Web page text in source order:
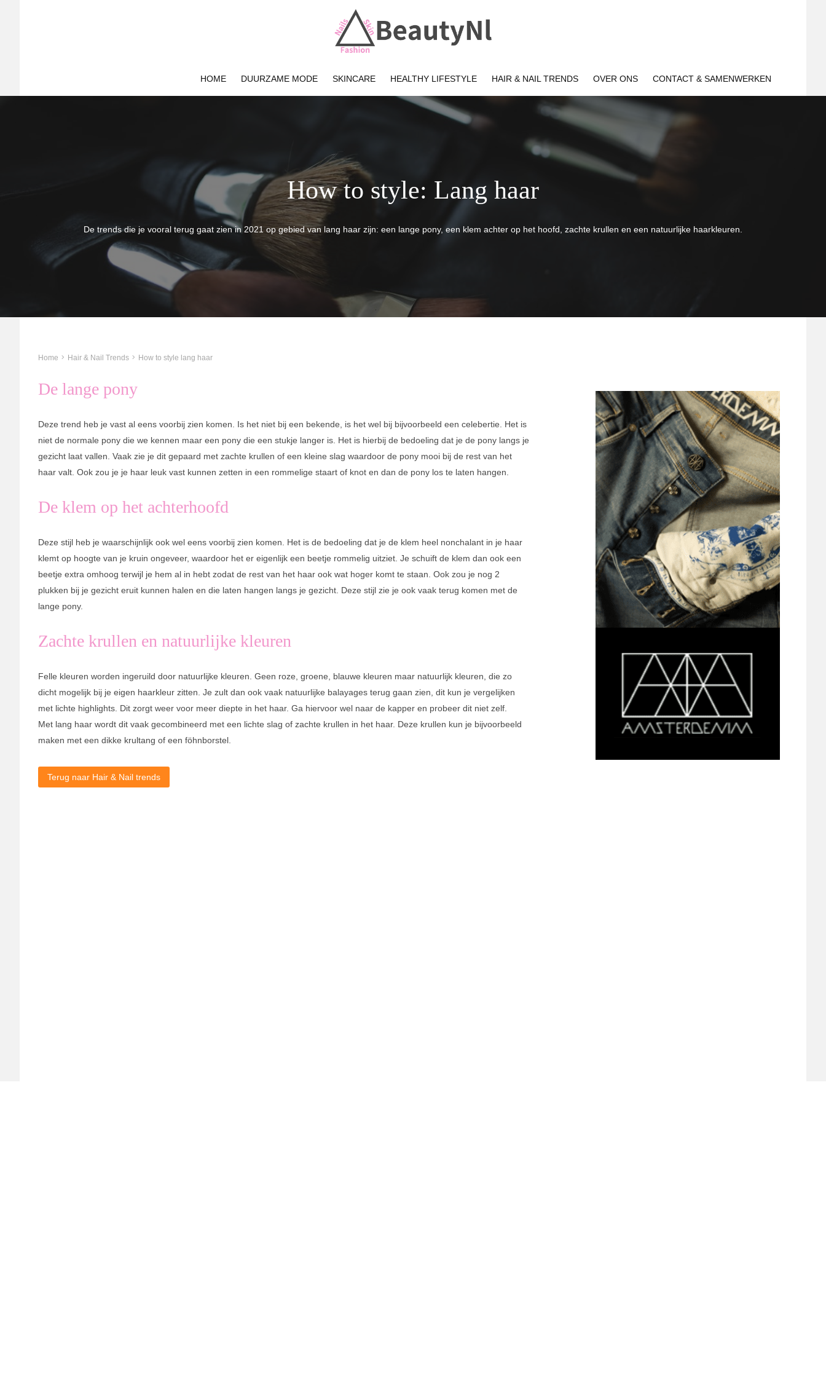
HOME DUURZAME MODE SKINCARE HEALTHY LIFESTYLE HAIR & NAIL TRENDS OVER ONS CONTACT & SAMENWERKEN
How to style: Lang haar
De trends die je vooral terug gaat zien in 2021 op gebied van lang haar zijn: een lange pony, een klem achter op het hoofd, zachte krullen en een natuurlijke haarkleuren.
Home Hair & Nail Trends How to style lang haar
De lange pony
Deze trend heb je vast al eens voorbij zien komen. Is het niet bij een bekende, is het wel bij bijvoorbeeld een celebertie. Het is
niet de normale pony die we kennen maar een pony die een stukje langer is. Het is hierbij de bedoeling dat je de pony langs je
gezicht laat vallen. Vaak zie je dit gepaard met zachte krullen of een kleine slag waardoor de pony mooi bij de rest van het
haar valt. Ook zou je je haar leuk vast kunnen zetten in een rommelige staart of knot en dan de pony los te laten hangen.
De klem op het achterhoofd
Deze stijl heb je waarschijnlijk ook wel eens voorbij zien komen. Het is de bedoeling dat je de klem heel nonchalant in je haar
klemt op hoogte van je kruin ongeveer, waardoor het er eigenlijk een beetje rommelig uitziet. Je schuift de klem dan ook een
beetje extra omhoog terwijl je hem al in hebt zodat de rest van het haar ook wat hoger komt te staan. Ook zou je nog 2
plukken bij je gezicht eruit kunnen halen en die laten hangen langs je gezicht. Deze stijl zie je ook vaak terug komen met de
lange pony.
Zachte krullen en natuurlijke kleuren
Felle kleuren worden ingeruild door natuurlijke kleuren. Geen roze, groene, blauwe kleuren maar natuurlijk kleuren, die zo
dicht mogelijk bij je eigen haarkleur zitten. Je zult dan ook vaak natuurlijke balayages terug gaan zien, dit kun je vergelijken
met lichte highlights. Dit zorgt weer voor meer diepte in het haar. Ga hiervoor wel naar de kapper en probeer dit niet zelf.
Met lang haar wordt dit vaak gecombineerd met een lichte slag of zachte krullen in het haar. Deze krullen kun je bijvoorbeeld
maken met een dikke krultang of een föhnborstel.
Terug naar Hair & Nail trends